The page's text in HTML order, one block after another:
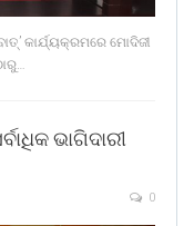
କାର୍ଯ୍ୟକ୍ରମରେ ମୋଦିଜୀ
ଭାଗିଦାରୀ
0